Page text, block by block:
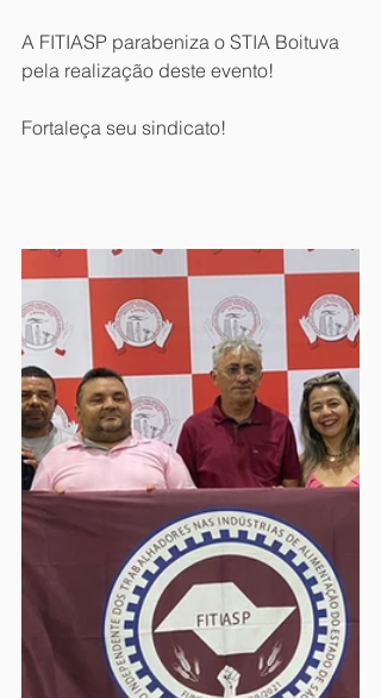
A FITIASP parabeniza o STIA Boituva
pela realização deste evento!
Fortaleça seu sindicato!